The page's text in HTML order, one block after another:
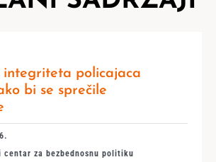
policajaca
bi se sprečile
centar za bezbednosnu politiku